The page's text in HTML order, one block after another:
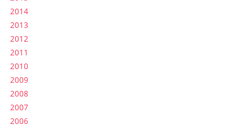
2014
2013
2012
2011
2010
2009
2008
2007
2006